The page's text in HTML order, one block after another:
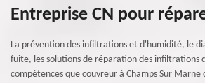
Entreprise CN pour
La prévention des infiltrations et d'humidité, le
fuite, les solutions de réparation des infiltrations
compétences que couvreur à Champs Sur Marne